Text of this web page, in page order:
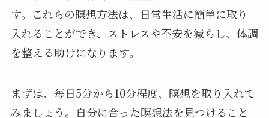
す。これらの瞑想方法は、日常生活に簡単に取り
入れることができ、ストレスや不安を減らし、体調
を整える助けになります。
まずは、毎日5分から10分程度、瞑想を取り入れて
みましょう。自分に合った瞑想法を見つけること